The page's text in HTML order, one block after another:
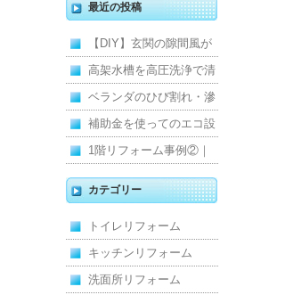
最近の投稿
【DIY】玄関の隙間風が
寒くて断熱ドアに交換し
ました
高架水槽を高圧洗浄で清
掃！衛生的な給水環境を
維持｜施工事例
ベランダのひび割れ・滲
みを解消！賃貸マンショ
ン防水工事
補助金を使ってのエコ設
備住宅リフォーム
1階リフォーム事例②｜
キッチン・床・収納を一
新し、扉新設で動線を整
えた全面改修
カテゴリー
トイレリフォーム
キッチンリフォーム
洗面所リフォーム